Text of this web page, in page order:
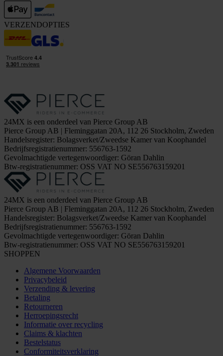
VERZENDOPTIES
24MX is een onderdeel van Pierce Group AB
Pierce Group AB | Fleminggatan 20A, 112 26 Stockholm, Zweden
Handelsregister: Bolagsverket/Zweedse Kamer van Koophandel
Bedrijfsregistratienummer: 556763-1592
Gevolmachtigde vertegenwoordiger: Göran Dahlin
Btw-registratienummer: OSS VAT NO SE556763159201
24MX is een onderdeel van Pierce Group AB
Pierce Group AB | Fleminggatan 20A, 112 26 Stockholm, Zweden
Handelsregister: Bolagsverket/Zweedse Kamer van Koophandel
Bedrijfsregistratienummer: 556763-1592
Gevolmachtigde vertegenwoordiger: Göran Dahlin
Btw-registratienummer: OSS VAT NO SE556763159201
SHOPPEN
Algemene Voorwaarden
Privacybeleid
Verzending & levering
Betaling
Retourneren
Herroepingsrecht
Informatie over recycling
Claims & klachten
Bestelstatus
Conformiteitsverklaring